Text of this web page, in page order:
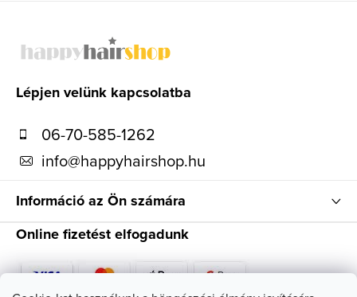
Lépjen velünk kapcsolatba
06-70-585-1262
info@happyhairshop.hu
Információ az Ön számára
Online fizetést elfogadunk